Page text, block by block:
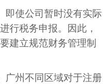
即使公司暂时没有实际
行税务申报。因此，
建立规范财务管理制
广州不同区域对于注册